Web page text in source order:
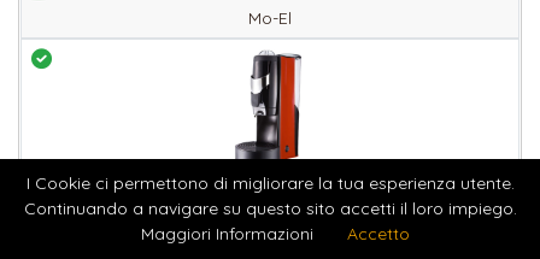
Mo-El
M 400
I Cookie ci permettono di migliorare la tua esperienza utente.
Continuando a navigare su questo sito accetti il loro impiego.
Maggiori Informazioni
Accetto